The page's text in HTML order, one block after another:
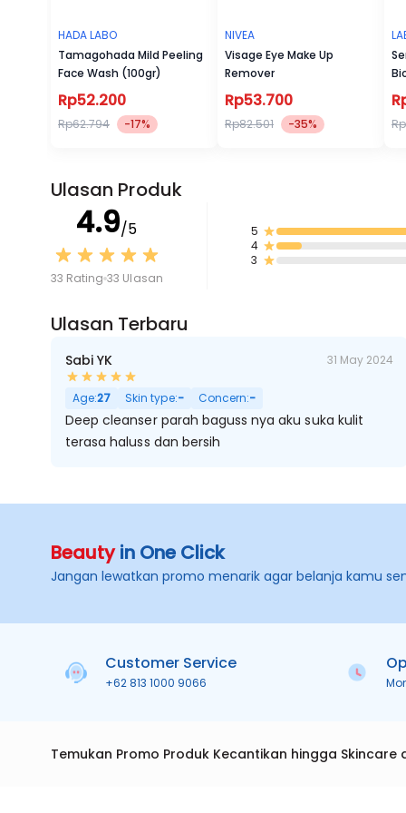
HADA LABO
Tamagohada Mild Peeling
Face Wash (100gr)
Rp52.200
Rp62.794 -17%
NIVEA
Visage Eye Make Up
Remover
Rp53.700
Rp82.501 -35%
Ulasan Produk
4.9/5
33 Rating 33 Ulasan
5
4
3
Ulasan Terbaru
Sabi YK 31 May 2024
Age:27 Skin type:- Concern:-
Deep cleanser parah baguss nya aku suka kulit
terasa haluss dan bersih
Beautyin One Click
Jangan lewatkan promo menarik agar belanja kamu
Customer Service
+62 813 1000 9066
Temukan Promo Produk Kecantikan hingga Skincare